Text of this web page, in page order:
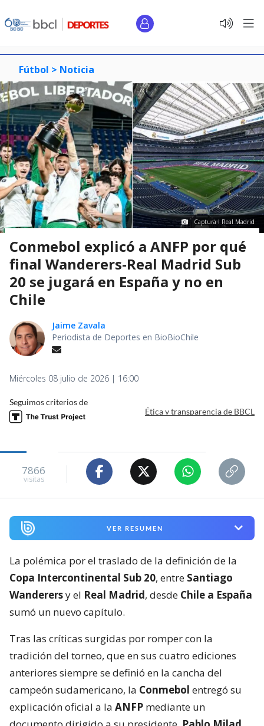
Fútbol > Noticia
Captura I Real Madrid
Conmebol explicó a ANFP por qué
final Wanderers-Real Madrid Sub
20 se jugará en España y no en
Chile
Jaime Zavala
Periodista de Deportes en BioBioChile
Miércoles 08 julio de 2026 | 16:00
Seguimos criterios de
Ética y transparencia de BBCL
7866
visitas
VER RESUMEN
La polémica por el traslado de la definición de la
Copa Intercontinental Sub 20, entre Santiago
Wanderersy el Real Madrid, desde Chile a España
sumó un nuevo capítulo.
Tras las críticas surgidas por romper con la
tradición del torneo, que en sus cuatro ediciones
anteriores siempre se definió en la cancha del
campeón sudamericano, la Conmebol entregó su
explicación oficial a la ANFP mediante un